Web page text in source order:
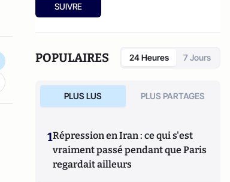
SUIVRE
POPULAIRES 24 Heures 7 Jours
PLUS LUS PLUS PARTAGES
1Répression en Iran : ce qui s'est
vraiment passé pendant que Paris
regardait ailleurs